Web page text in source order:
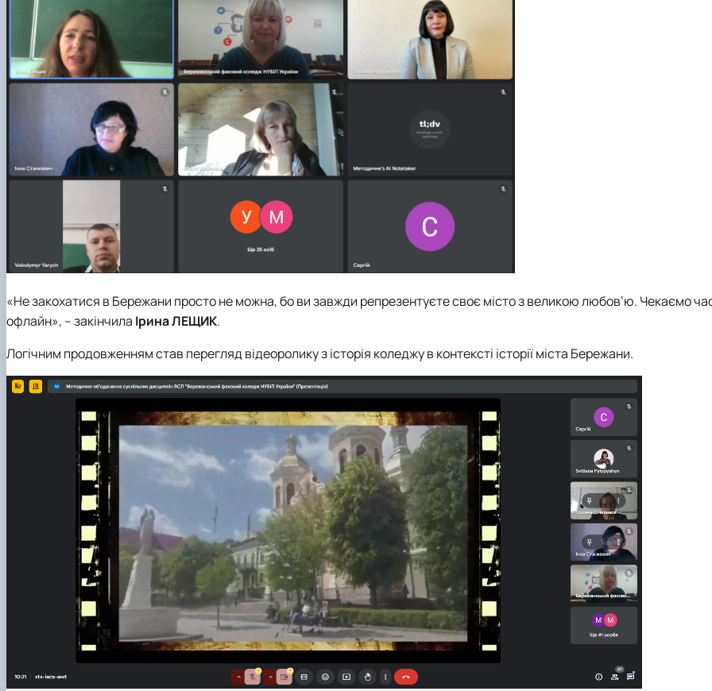
«Не закохатися в Бережани просто не можна, бо ви завжди репрезентуєте своє місто з великою любов’ю. Чекаємо
офлайн», – закінчила Ірина ЛЕЩИК.
Логічним продовженням став перегляд відеоролику з історія коледжу в контексті історії міста Бережани.